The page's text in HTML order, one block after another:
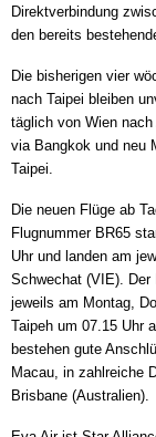
Direktverbindung
den bereits
Die bisherigen vier
nach Taipei bleiben
täglich von Wien
via Bangkok und neu
Taipei.
Die neuen Flüge ab
Flugnummer BR65
Uhr und landen am
Schwechat (VIE).
jeweils am Montag,
Taipeh um 07.15 Uhr
bestehen gute
Macau, in zahlreiche
Brisbane (Australien).